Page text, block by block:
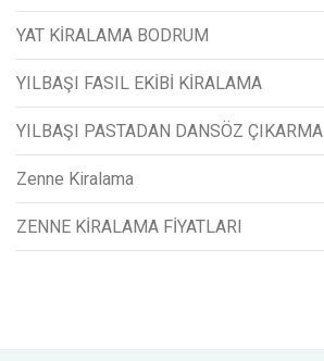
YAT KİRALAMA BODRUM
YILBAŞI FASIL EKİBİ KİRALAMA
YILBAŞI PASTADAN DANSÖZ ÇIKARMA
Zenne Kiralama
ZENNE KİRALAMA FİYATLARI